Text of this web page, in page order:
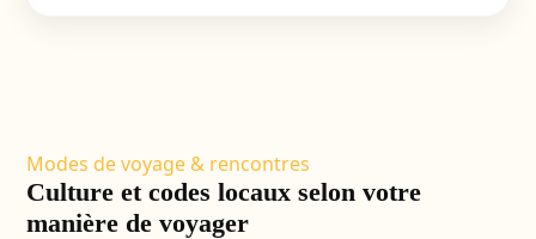
Modes de voyage & rencontres
Culture et codes locaux selon votre
manière de voyager